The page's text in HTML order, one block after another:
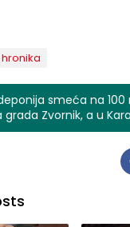
smeća na
Zvornik, a u
zgrade kod TŠC-